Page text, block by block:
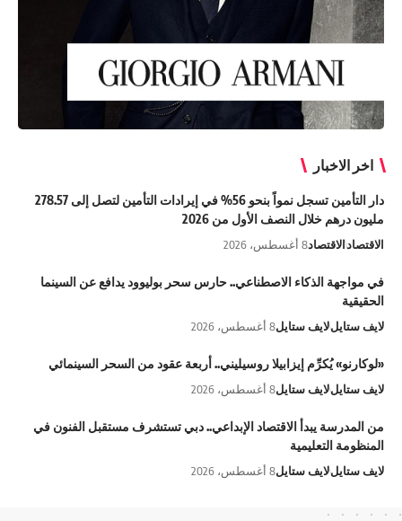
اخر الاخبار
دار التأمين تسجل نمواً بنحو 56% في إيرادات التأمين لتصل إلى 278.57
مليون درهم خلال النصف الأول من 2026
الاقتصادالاقتصاد8 أغسطس، 2026
في مواجهة الذكاء الاصطناعي.. حارس سحر بوليوود يدافع عن السينما
الحقيقية
لايف ستايللايف ستايل8 أغسطس، 2026
«لوكارنو» يُكرِّم إيزابيلا روسيليني.. أربعة عقود من السحر السينمائي
لايف ستايللايف ستايل8 أغسطس، 2026
من المدرسة يبدأ الاقتصاد الإبداعي.. دبي تستشرف مستقبل الفنون في
المنظومة التعليمية
لايف ستايللايف ستايل8 أغسطس، 2026